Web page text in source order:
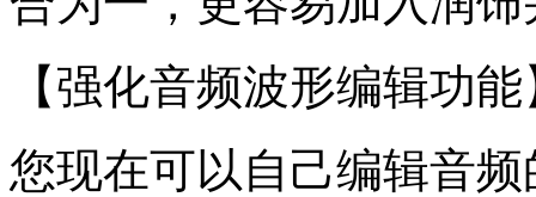
【强化音频波形编辑功能
您现在可以自己编辑音